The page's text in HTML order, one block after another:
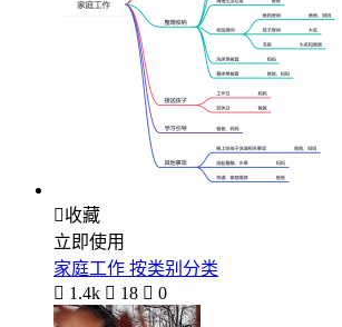
收藏
立即使用
家庭工作 按类别分类
 1.4k  18  0